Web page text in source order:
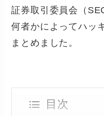
証券取引委員会（
何者かによってハッ
まとめました。
目次